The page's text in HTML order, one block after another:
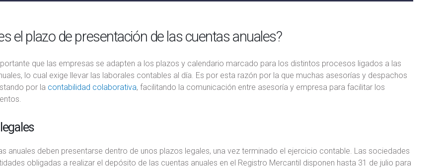
el plazo de presentación de las cuentas anuales?
que las empresas se adapten a los plazos y calendario marcado para los distintos procesos ligados a las
lo cual exige llevar las laborales contables al día. Es por esta razón por la que muchas asesorías y despachos
por la contabilidad colaborativa, facilitando la comunicación entre asesoría y empresa para facilitar los
anuales deben presentarse dentro de unos plazos legales, una vez terminado el ejercicio contable. Las sociedades
obligadas a realizar el depósito de las cuentas anuales en el Registro Mercantil disponen hasta 31 de julio para